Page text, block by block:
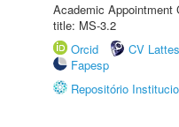
Academic Appointment
title: MS-3.2
Orcid
CV Lattes
Fapesp
Repositório